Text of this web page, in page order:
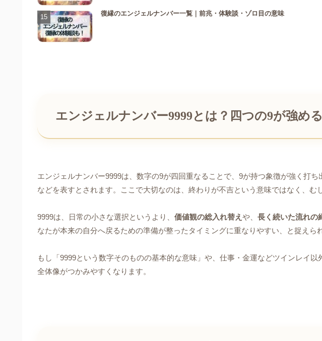
復縁のエンジェルナンバー一覧｜前兆・体験談・ゾロ目の意味
エンジェルナンバー9999とは？四つの9が強め
エンジェルナンバー9999は、数字の9が四回重なることで、9が持つ象徴が強く打
などを表すとされます。ここで大切なのは、終わりが不吉という意味ではなく、
9999は、日常の小さな選択というより、 価値観の総入れ替え や、 長く続いた流れの
なたが本来の自分へ戻るための準備が整ったタイミングに重なりやすい、と捉えら
もし「9999という数字そのものの基本的な意味」や、仕事・金運などツインレイ以
全体像がつかみやすくなります。